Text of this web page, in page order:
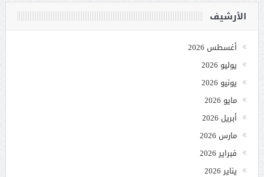
الأرشيف
أغسطس 2026
يوليو 2026
يونيو 2026
مايو 2026
أبريل 2026
مارس 2026
فبراير 2026
يناير 2026